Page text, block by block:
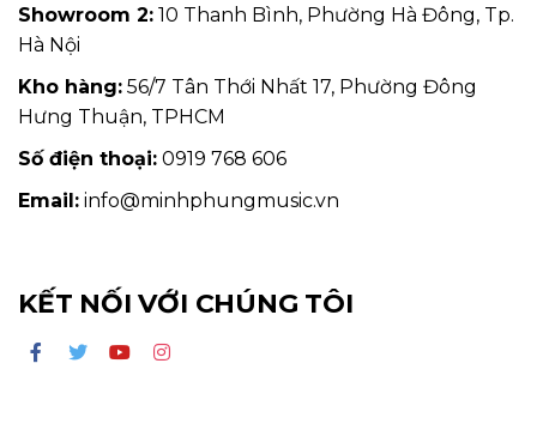
Showroom 2: 10 Thanh Bình, Phường Hà Đông, Tp.
Hà Nội
Kho hàng: 56/7 Tân Thới Nhất 17, Phường Đông
Hưng Thuận, TPHCM
Số điện thoại: 0919 768 606
Email: info@minhphungmusic.vn
KẾT NỐI VỚI CHÚNG TÔI